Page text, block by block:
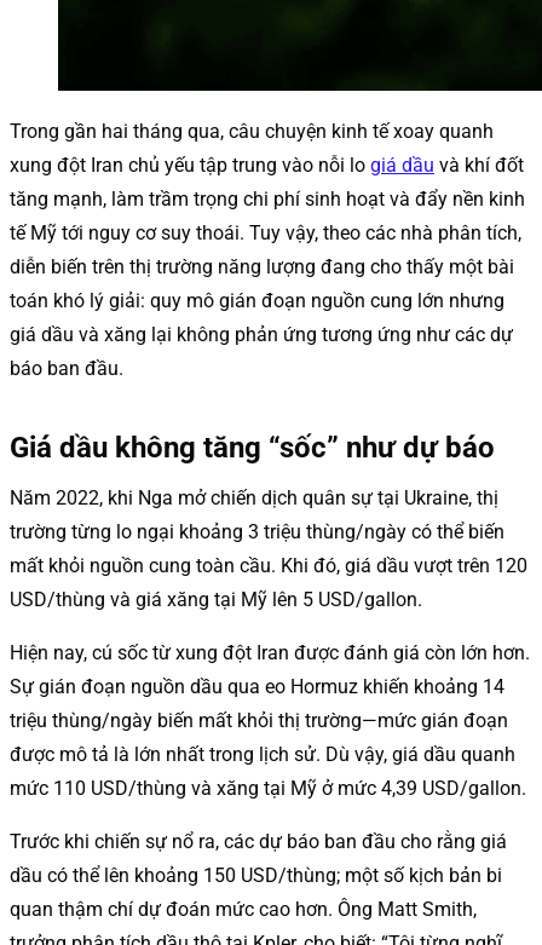
Trong gần hai tháng qua, câu chuyện kinh tế xoay quanh
xung đột Iran chủ yếu tập trung vào nỗi lo giá dầu và khí đốt
tăng mạnh, làm trầm trọng chi phí sinh hoạt và đẩy nền kinh
tế Mỹ tới nguy cơ suy thoái. Tuy vậy, theo các nhà phân tích,
diễn biến trên thị trường năng lượng đang cho thấy một bài
toán khó lý giải: quy mô gián đoạn nguồn cung lớn nhưng
giá dầu và xăng lại không phản ứng tương ứng như các dự
báo ban đầu.
Giá dầu không tăng “sốc” như dự báo
Năm 2022, khi Nga mở chiến dịch quân sự tại Ukraine, thị
trường từng lo ngại khoảng 3 triệu thùng/ngày có thể biến
mất khỏi nguồn cung toàn cầu. Khi đó, giá dầu vượt trên 120
USD/thùng và giá xăng tại Mỹ lên 5 USD/gallon.
Hiện nay, cú sốc từ xung đột Iran được đánh giá còn lớn hơn.
Sự gián đoạn nguồn dầu qua eo Hormuz khiến khoảng 14
triệu thùng/ngày biến mất khỏi thị trường—mức gián đoạn
được mô tả là lớn nhất trong lịch sử. Dù vậy, giá dầu quanh
mức 110 USD/thùng và xăng tại Mỹ ở mức 4,39 USD/gallon.
Trước khi chiến sự nổ ra, các dự báo ban đầu cho rằng giá
dầu có thể lên khoảng 150 USD/thùng; một số kịch bản bi
quan thậm chí dự đoán mức cao hơn. Ông Matt Smith,